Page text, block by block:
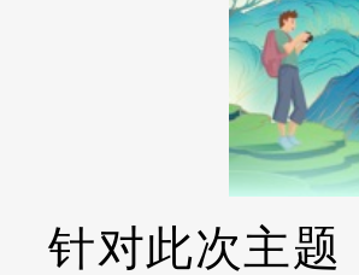
针对此次主题